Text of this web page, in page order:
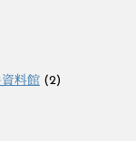
料館 (2)